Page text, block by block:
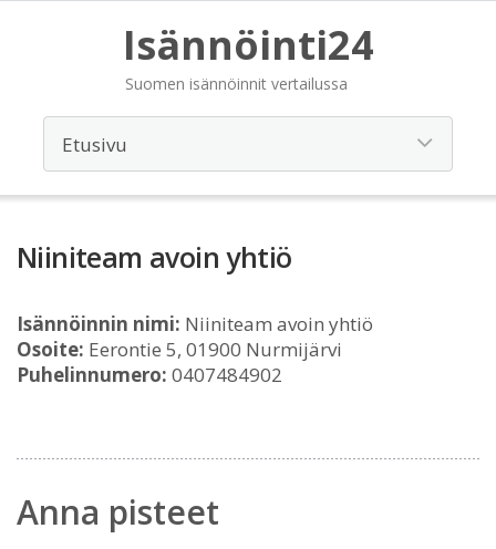
Isännöinti24
Suomen isännöinnit vertailussa
Niiniteam avoin yhtiö
Isännöinnin nimi: Niiniteam avoin yhtiö
Osoite: Eerontie 5, 01900 Nurmijärvi
Puhelinnumero: 0407484902
Anna pisteet